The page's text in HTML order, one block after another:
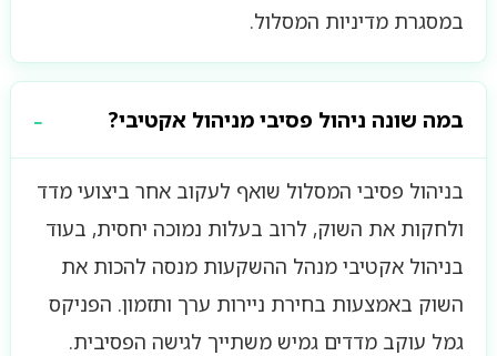
במסגרת מדיניות המסלול.
במה שונה ניהול פסיבי מניהול אקטיבי?
בניהול פסיבי המסלול שואף לעקוב אחר ביצועי מדד
ולחקות את השוק, לרוב בעלות נמוכה יחסית, בעוד
בניהול אקטיבי מנהל ההשקעות מנסה להכות את
השוק באמצעות בחירת ניירות ערך ותזמון. הפניקס
גמל עוקב מדדים גמיש משתייך לגישה הפסיבית.